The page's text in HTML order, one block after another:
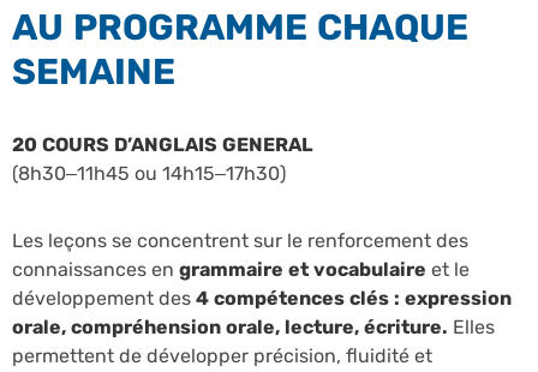
AU PROGRAMME CHAQUE
SEMAINE
20 COURS D’ANGLAIS GENERAL
(8h30–11h45 ou 14h15–17h30)
Les leçons se concentrent sur le renforcement des
connaissances en grammaire et vocabulaire et le
développement des 4 compétences clés : expression
orale, compréhension orale, lecture, écriture. Elles
permettent de développer précision, fluidité et